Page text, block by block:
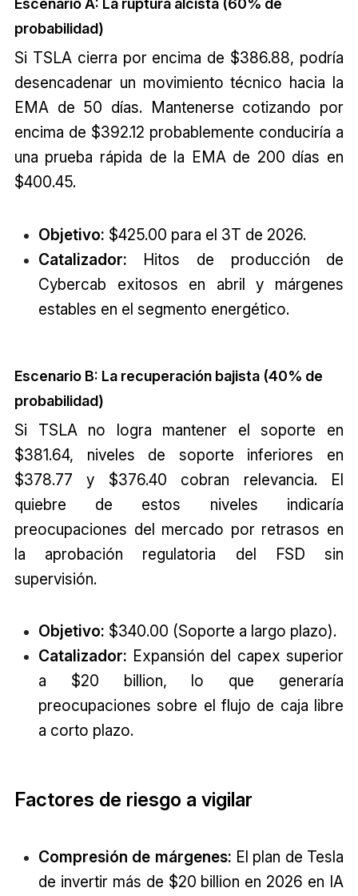
Escenario A: La ruptura alcista (60% de
probabilidad)
Si TSLA cierra por encima de $386.88, podría
desencadenar un movimiento técnico hacia la
EMA de 50 días. Mantenerse cotizando por
encima de $392.12 probablemente conduciría a
una prueba rápida de la EMA de 200 días en
$400.45.
Objetivo: $425.00 para el 3T de 2026.
Catalizador: Hitos de producción de
Cybercab exitosos en abril y márgenes
estables en el segmento energético.
Escenario B: La recuperación bajista (40% de
probabilidad)
Si TSLA no logra mantener el soporte en
$381.64, niveles de soporte inferiores en
$378.77 y $376.40 cobran relevancia. El
quiebre de estos niveles indicaría
preocupaciones del mercado por retrasos en
la aprobación regulatoria del FSD sin
supervisión.
Objetivo: $340.00 (Soporte a largo plazo).
Catalizador: Expansión del capex superior
a $20 billion, lo que generaría
preocupaciones sobre el flujo de caja libre
a corto plazo.
Factores de riesgo a vigilar
Compresión de márgenes: El plan de Tesla
de invertir más de $20 billion en 2026 en IA